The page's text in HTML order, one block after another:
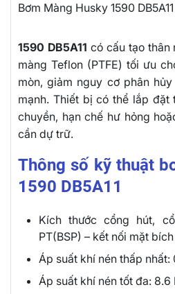
Bơm Màng Husky 1590 DB5A11
1590 DB5A11 có cấu tạo thân
màng Teflon (PTFE) tối ưu
mòn, giảm nguy cơ phân
mạnh. Thiết bị có thể lắp
chuyền, hạn chế hư hỏng
cần dự trữ.
Thông số kỹ thuật
1590 DB5A11
Kích thước cổng hút,
PT(BSP) – kết nối mặt bích
Áp suất khí nén thấp
Áp suất khí nén tốt đa: